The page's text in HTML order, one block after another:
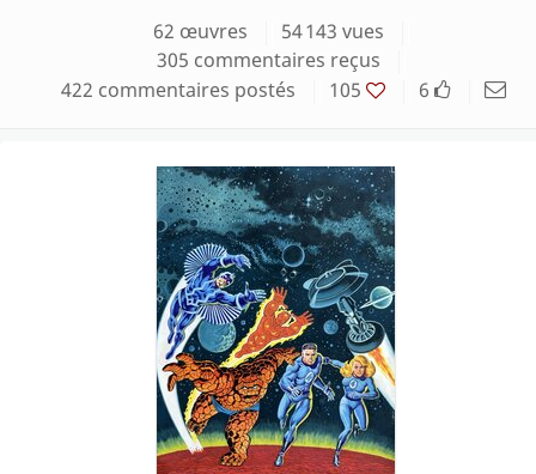
Découvrez de nouvelles fonctionnalités
gratuites !
62 œuvres
54 143 vues
305 commentaires reçus
422 commentaires postés
105 6